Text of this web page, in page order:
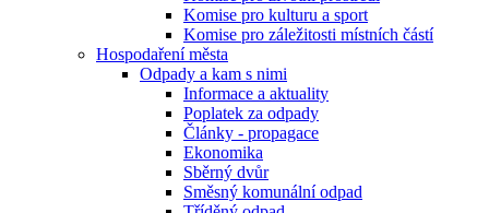
Komise pro kulturu a sport
Komise pro záležitosti místních částí
Hospodaření města
Odpady a kam s nimi
Informace a aktuality
Poplatek za odpady
Články - propagace
Ekonomika
Sběrný dvůr
Směsný komunální odpad